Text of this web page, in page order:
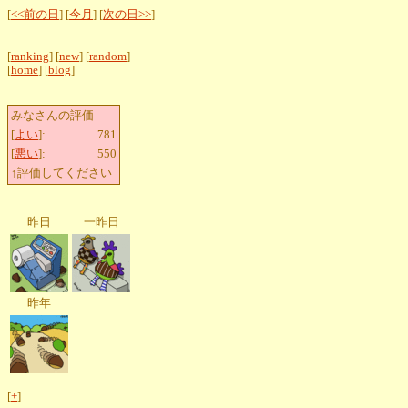
[<<前の日 ] [今月 ] [次の日>>]
[ranking] [new] [random]
[home] [blog]
みなさんの評価
[よい]:
781
[悪い]:
550
↑評価してください
昨日 一昨日
昨年
[+]